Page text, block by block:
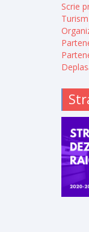
Scrie
Turism